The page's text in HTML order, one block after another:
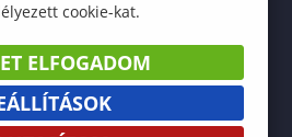
cookie-kat.
ELFOGADOM